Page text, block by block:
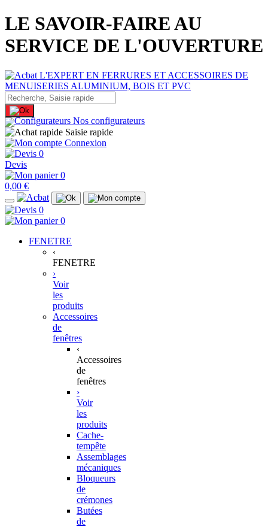
LE SAVOIR-FAIRE AU
SERVICE DE L'OUVERTURE
Nos configurateurs
Saisie rapide
Connexion
0
Devis
0
0,00 €
0
0
FENETRE
‹
FENETRE
›
Voir
les
produits
Accessoires
de
fenêtres
‹
Accessoires
de
fenêtres
›
Voir
les
produits
Cache-
tempête
Assemblages
mécaniques
Bloqueurs
de
crémones
Butées
de